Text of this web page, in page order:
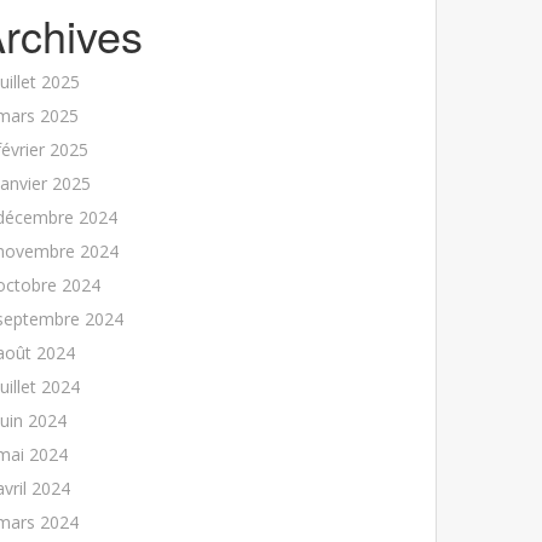
2025
2025
2025
2025
2024
2024
2024
2024
2024
2024
2024
2024
2024
2024